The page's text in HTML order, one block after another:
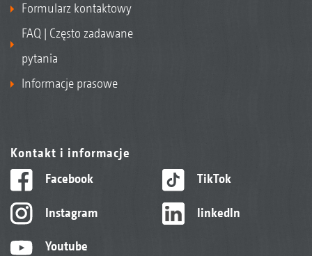
Formularz kontaktowy
FAQ | Często zadawane
pytania
Informacje prasowe
Kontakt i informacje
Facebook
Instagram
Youtube
TikTok
linkedIn